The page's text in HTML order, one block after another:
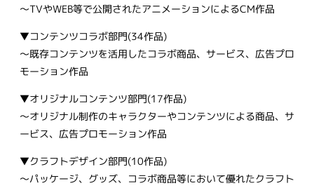
～TVやWEB等で公開されたアニメーションによるCM作品
▼コンテンツコラボ部門(34作品)
～既存コンテンツを活用したコラボ商品、サービス、広告プロ
モーション作品
▼オリジナルコンテンツ部門(17作品)
～オリジナル制作のキャラクターやコンテンツによる商品、サ
ービス、広告プロモーション作品
▼クラフトデザイン部門(10作品)
～パッケージ、グッズ、コラボ商品等において優れたクラフト